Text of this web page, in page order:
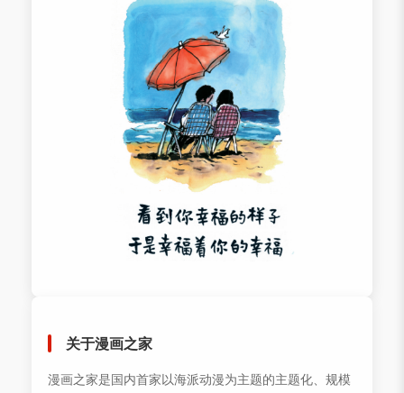
关于漫画之家
漫画之家是国内首家以海派动漫为主题的主题化、规模